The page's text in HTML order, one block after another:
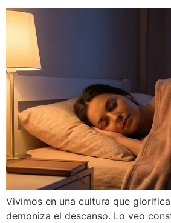
Vivimos en una cultura que
demoniza el descanso. Lo veo